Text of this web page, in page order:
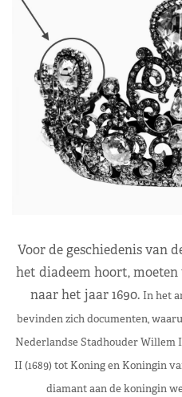
Voor de geschiedenis van
het diadeem hoort,
naar het jaar 1690. In het
bevinden zich documenten,
Nederlandse Stadhouder Willem
II(1689)tot Koning en Koningin
diamant aan de koningin